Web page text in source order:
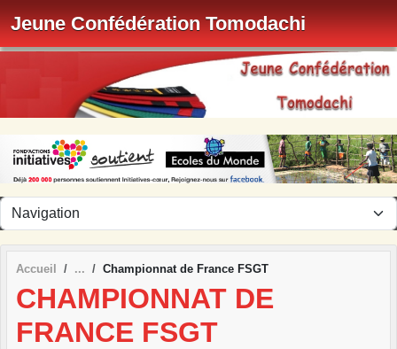
Jeune Confédération Tomodachi
Accueil Championnat de France FSGT
CHAMPIONNAT DE
FRANCE FSGT